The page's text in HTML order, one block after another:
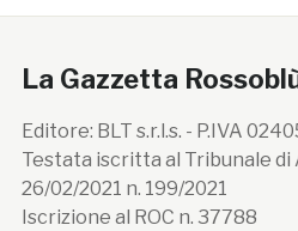
La Gazzetta
Editore: BLT s.r.l.s. - P.IVA
Testata iscritta al Tribunale di
26/02/2021 n. 199/2021
Iscrizione al ROC n. 37788